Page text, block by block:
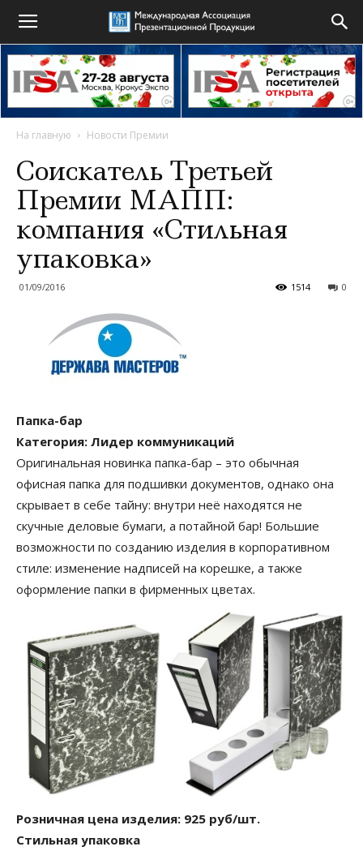
На главную Новости Премии
Соискатель Третьей
Премии МАПП:
компания «Стильная
упаковка»
01/09/2016 0
1514
Папка-бар
Категория: Лидер коммуникаций
Оригинальная новинка папка-бар – это обычная
офисная папка для подшивки документов, однако она
скрывает в себе тайну: внутри неё находятся не
скучные деловые бумаги, а потайной бар! Большие
возможности по созданию изделия в корпоративном
стиле: изменение надписей на корешке, а также
оформление папки в фирменных цветах.
Розничная цена изделия: 925 руб/шт.
Стильная упаковка